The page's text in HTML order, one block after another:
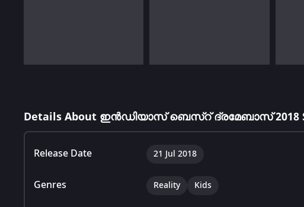
Details About ഇൻഡിയാസ് ബെസ്റ് ദ്രമേബാസ് 2018
Release Date 21 Jul 2018
Genres Reality Kids